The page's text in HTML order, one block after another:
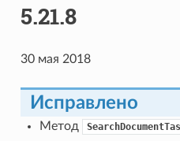
5.21.8
30 мая 2018
Исправлено
Метод